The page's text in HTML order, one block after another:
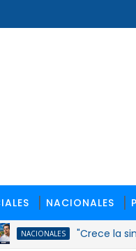
NACIONALES
"Crece la simpatía